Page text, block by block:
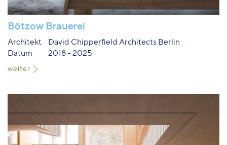
Bötzow Brauerei
Architekt
David Chipperfield Architects Berlin
Datum
2018 - 2025
weiter